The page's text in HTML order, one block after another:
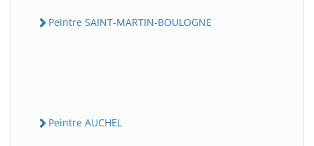
Peintre SAINT-MARTIN-BOULOGNE
Peintre AUCHEL